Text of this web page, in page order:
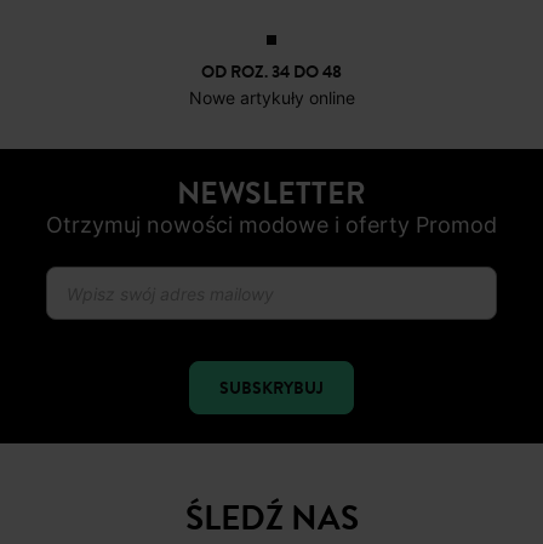
OD ROZ. 34 DO 48
Nowe artykuły online
NEWSLETTER
Otrzymuj nowości modowe i oferty Promod
SUBSKRYBUJ
ŚLEDŹ NAS